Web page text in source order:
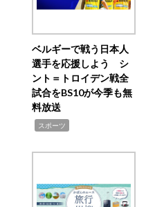
ベルギーで戦う日本人
選手を応援しよう シ
ント＝トロイデン戦全
試合をBS10が今季も無
料放送
スポーツ